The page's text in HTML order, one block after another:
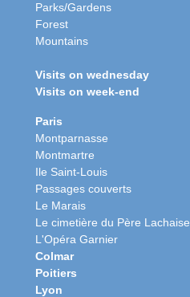
Parks/Gardens
Forest
Mountains
Visits on wednesday
Visits on week-end
Paris
Montparnasse
Montmartre
Ile Saint-Louis
Passages couverts
Le Marais
Le cimetière du Père Lachaise
L'Opéra Garnier
Colmar
Poitiers
Lyon